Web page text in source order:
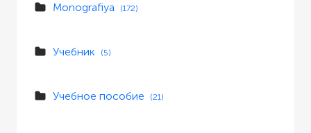
Monografiya (172)
Учебник (5)
Учебное пособие (21)